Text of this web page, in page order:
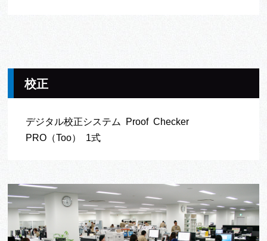
校正
デジタル校正システム Proof Checker
PRO（Too） 1式